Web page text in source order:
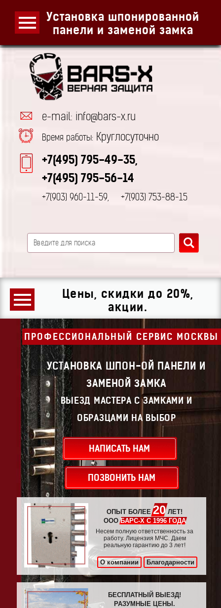
Установка шпонированной
панели и заменой замка
e-mail: info@bars-x.ru
Время работы: Круглосуточно
+7(495) 795-49-35,
+7(495) 795-56-14
+7(903) 960-11-59, +7(903) 753-88-15
Цены, скидки до 20%,
акции.
ПРОФЕССИОНАЛЬНЫЙ СЕРВИС МОСКВЫ
УСТАНОВКА ШПОН-ОЙ ПАНЕЛИ И
ЗАМЕНОЙ ЗАМКА
ВЫЕЗД МАСТЕРА С ЗАМКАМИ И
ОБРАЗЦАМИ НА ВЫБОР
НАПИСАТЬ НАМ
ПОЗВОНИТЬ НАМ
ОПЫТ БОЛЕЕ20ЛЕТ!
ОООБАРС-Х С 1996 ГОДА
Несем полную ответственность за
работу. Лицензия МЧС. Даем
реальную гарантию до 3 лет!
О компании Благодарности
БЕСПЛАТНЫЙ ВЫЕЗД!
РАЗУМНЫЕ ЦЕНЫ.